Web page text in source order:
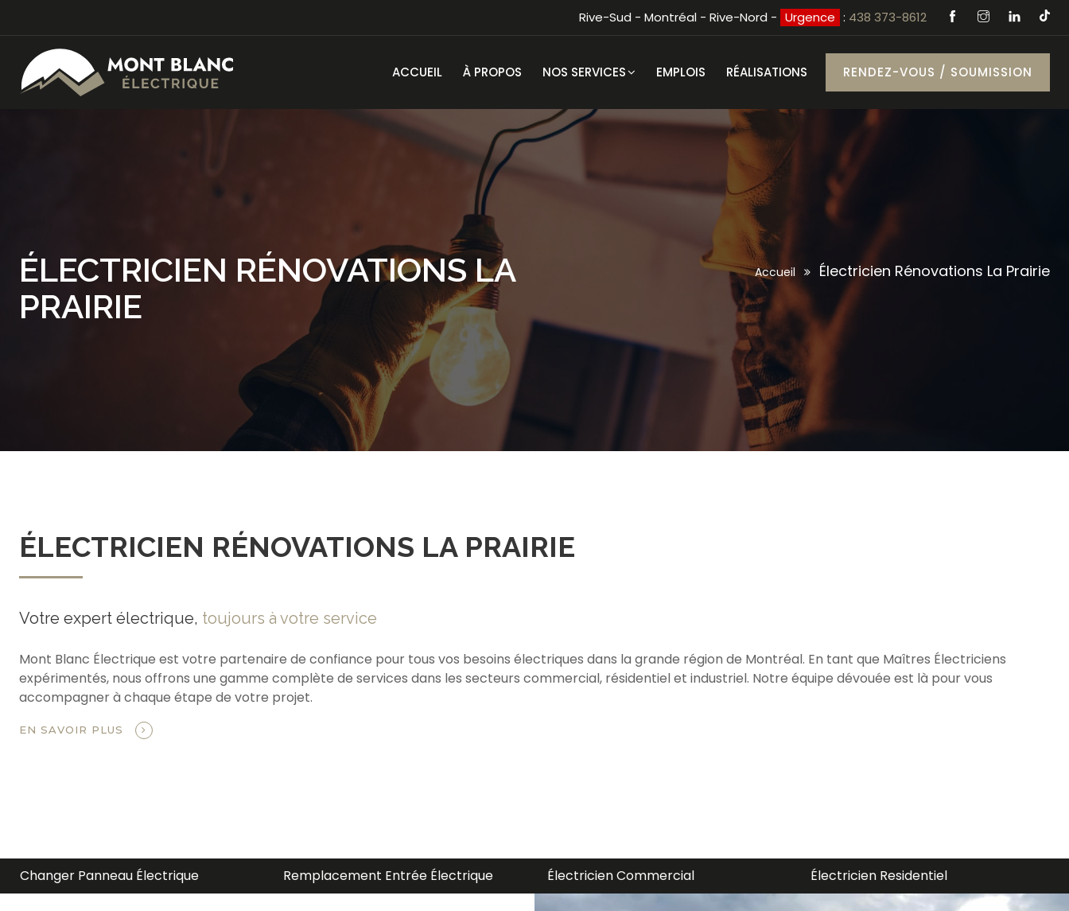
Rive-Sud - Montréal - Rive-Nord - Urgence : 438 373-8612
ACCUEIL À PROPOS NOS SERVICES EMPLOIS RÉALISATIONS RENDEZ-VOUS / SOUMISSION
ÉLECTRICIEN RÉNOVATIONS LA
PRAIRIE
Accueil Électricien Rénovations La Prairie
ÉLECTRICIEN RÉNOVATIONS LA PRAIRIE
Votre expert électrique, toujours à votre service
Mont Blanc Électrique est votre partenaire de confiance pour tous vos besoins électriques dans la grande région de Montréal. En tant que Maîtres Électriciens
expérimentés, nous offrons une gamme complète de services dans les secteurs commercial, résidentiel et industriel. Notre équipe dévouée est là pour vous
accompagner à chaque étape de votre projet.
EN SAVOIR PLUS
Remplacement Entrée Électrique Électricien Commercial Électricien Residentiel Électricien Piscine